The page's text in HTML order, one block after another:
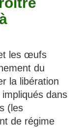
les œufs
du
la libération
dans
(les
de régime